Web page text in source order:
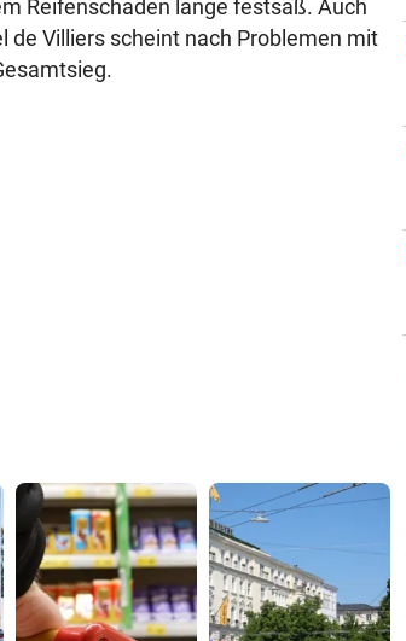
Reifenschaden lange festsaß. Auch
de Villiers scheint nach Problemen mit